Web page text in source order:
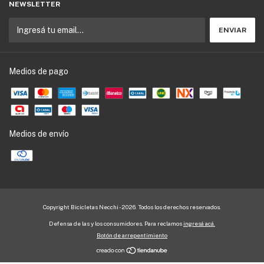
NEWSLETTER
Medios de pago
Medios de envío
Copyright Bicicletas Necchi - 2026. Todos los derechos reservados.
Defensa de las y los consumidores. Para reclamos ingresá acá.
Botón de arrepentimiento